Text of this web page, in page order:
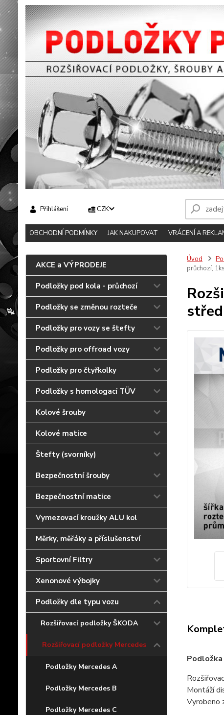
OBCHODNÍ PODMÍNKY JAK NAKUPOVAT VRÁCENÍ A
CZK
Přihlášení
AKCE a VÝPRODEJE
Podložky pod kola - průchozí
Podložky se změnou rozteče
Podložky pro vozy se štefty
Podložky pro offroad vozy
Podložky pro čtyřkolky
Podložky s homologací TÜV
Kolové šrouby
Kolové matice
Štefty (svorníky)
Bezpečnostní šrouby
Bezpečnostní matice
Vymezovací kroužky ALU kol
Měrky, měřáky a příslušenství
Sportovní Filtry
Xenonové výbojky
Podložky dle typu vozu
Rozšiřovací podložky ŠKODA
Rozšiřovací podložky Mercedes
Podložky Mercedes A
Podložky Mercedes B
Podložky Mercedes C
Úvod
průchozí, 1ks
Montáží
Vyrobeno